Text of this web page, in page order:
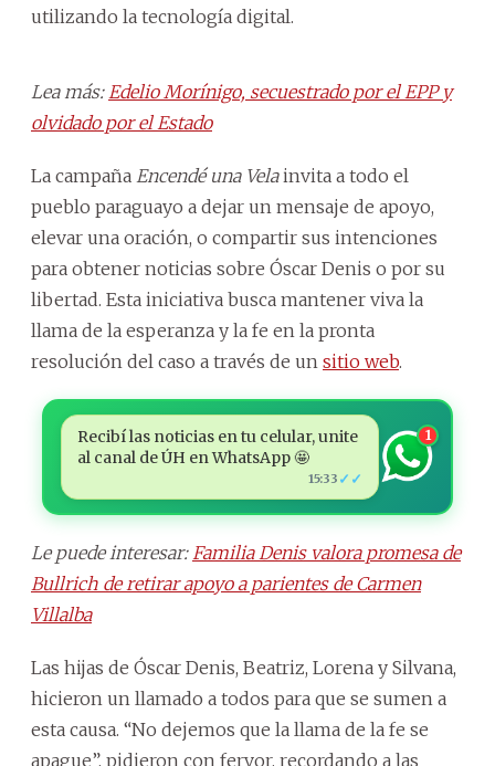
utilizando la tecnología digital.
Lea más: Edelio Morínigo, secuestrado por el EPP y
olvidado por el Estado
La campaña Encendé una Velainvita a todo el
pueblo paraguayo a dejar un mensaje de apoyo,
elevar una oración, o compartir sus intenciones
para obtener noticias sobre Óscar Denis o por su
libertad. Esta iniciativa busca mantener viva la
llama de la esperanza y la fe en la pronta
resolución del caso a través de un sitio web.
Recibí las noticias en tu celular, unite
al canal de ÚH en WhatsApp 🤩
15:33 ✓✓
1
Le puede interesar: Familia Denis valora promesa de
Bullrich de retirar apoyo a parientes de Carmen
Villalba
Las hijas de Óscar Denis, Beatriz, Lorena y Silvana,
hicieron un llamado a todos para que se sumen a
esta causa. “No dejemos que la llama de la fe se
apague”, pidieron con fervor, recordando a las